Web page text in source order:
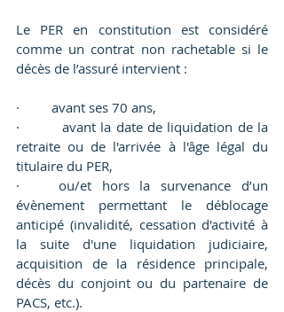
Le PER en constitution est considéré
comme un contrat non rachetable si le
décès de l’assuré intervient :
·         avant ses 70 ans,
·         avant la date de liquidation de la
retraite ou de l'arrivée à l'âge légal du
titulaire du PER,
·	ou/et hors la survenance d’un
évènement permettant le déblocage
anticipé (invalidité, cessation d'activité à
la suite d'une liquidation judiciaire,
acquisition de la résidence principale,
décès du conjoint ou du partenaire de
PACS, etc.).